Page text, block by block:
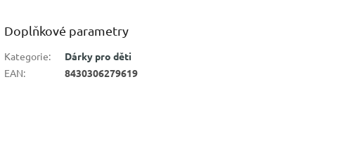
Doplňkové parametry
Kategorie:
Dárky pro děti
EAN: 8430306279619